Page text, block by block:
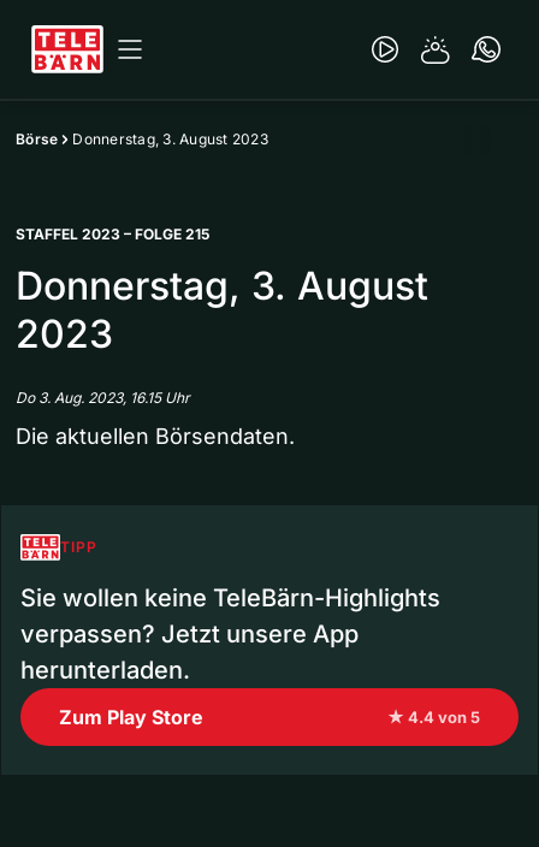
Börse Donnerstag, 3. August 2023
STAFFEL 2023 – FOLGE 215
Donnerstag, 3. August
2023
Do 3. Aug. 2023, 16.15 Uhr
Die aktuellen Börsendaten.
TIPP
Sie wollen keine TeleBärn-Highlights
verpassen? Jetzt unsere App
herunterladen.
Zum Play Store ★ 4.4 von 5